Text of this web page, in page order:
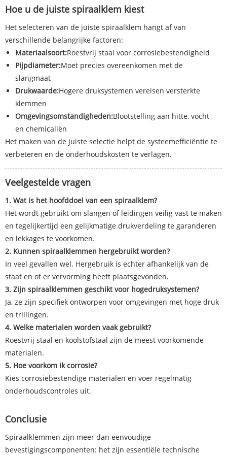
Hoe u de juiste spiraalklem kiest
Het selecteren van de juiste spiraalklem hangt af van
verschillende belangrijke factoren:
Materiaalsoort:Roestvrij staal voor corrosiebestendigheid
Pijpdiameter:Moet precies overeenkomen met de
slangmaat
Drukwaarde:Hogere druksystemen vereisen versterkte
klemmen
Omgevingsomstandigheden:Blootstelling aan hitte, vocht
en chemicaliën
Het maken van de juiste selectie helpt de systeemefficiëntie te
verbeteren en de onderhoudskosten te verlagen.
Veelgestelde vragen
1. Wat is het hoofddoel van een spiraalklem?
Het wordt gebruikt om slangen of leidingen veilig vast te maken
en tegelijkertijd een gelijkmatige drukverdeling te garanderen
en lekkages te voorkomen.
2. Kunnen spiraalklemmen hergebruikt worden?
In veel gevallen wel. Hergebruik is echter afhankelijk van de
staat en of er vervorming heeft plaatsgevonden.
3. Zijn spiraalklemmen geschikt voor hogedruksystemen?
Ja, ze zijn specifiek ontworpen voor omgevingen met hoge druk
en trillingen.
4. Welke materialen worden vaak gebruikt?
Roestvrij staal en koolstofstaal zijn de meest voorkomende
materialen.
5. Hoe voorkom ik corrosie?
Kies corrosiebestendige materialen en voer regelmatig
onderhoudscontroles uit.
Conclusie
Spiraalklemmen zijn meer dan eenvoudige
bevestigingscomponenten: het zijn essentiële technische